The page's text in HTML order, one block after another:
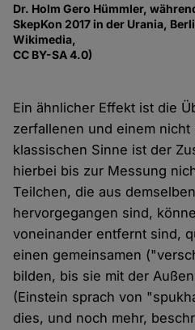
Dr. Holm Gero Hümmler,
SkepKon 2017 in der Urania,
Wikimedia,
CC BY-SA 4.0)
Ein ähnlicher Effekt ist die
zerfallenen und einem
klassischen Sinne ist der
hierbei bis zur Messung
Teilchen, die aus
hervorgegangen sind,
voneinander entfernt sind,
einen gemeinsamen
bilden, bis sie mit der
(Einstein sprach von
dies, und noch mehr,